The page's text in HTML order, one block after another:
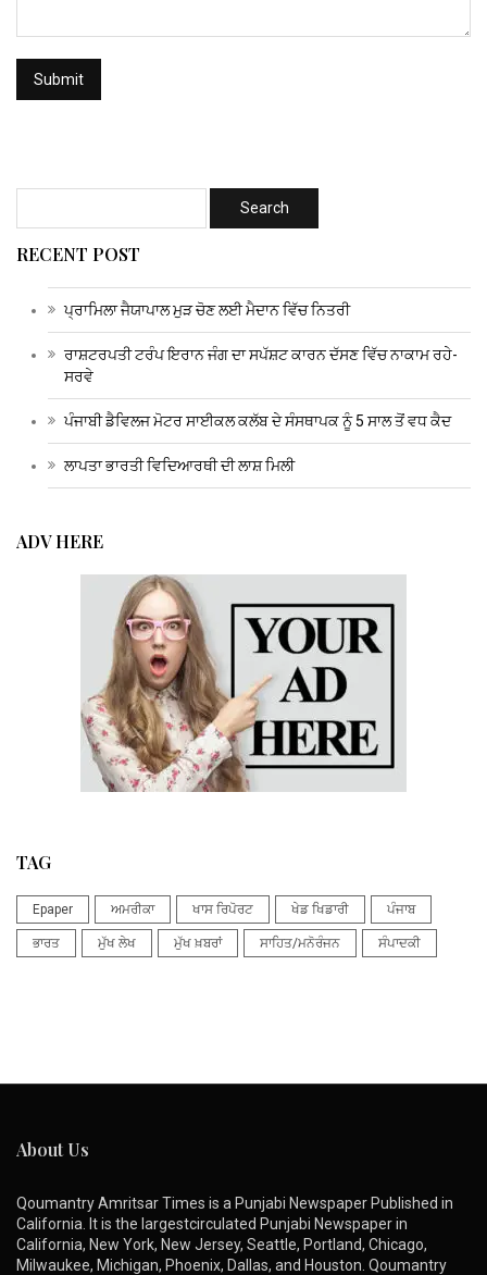
RECENT POST
ਪ੍ਰਾਮਿਲਾ ਜੈਯਾਪਾਲ ਮੁੜ ਚੋਣ ਲਈ ਮੈਦਾਨ ਵਿੱਚ ਨਿਤਰੀ
ਰਾਸ਼ਟਰਪਤੀ ਟਰੰਪ ਇਰਾਨ ਜੰਗ ਦਾ ਸਪੱਸ਼ਟ ਕਾਰਨ ਦੱਸਣ ਵਿੱਚ ਨਾਕਾਮ ਰਹੇ-
ਸਰਵੇ
ਪੰਜਾਬੀ ਡੈਵਿਲਜ ਮੋਟਰ ਸਾਈਕਲ ਕਲੱਬ ਦੇ ਸੰਸਥਾਪਕ ਨੂੰ 5 ਸਾਲ ਤੋਂ ਵਧ ਕੈਦ
ਲਾਪਤਾ ਭਾਰਤੀ ਵਿਦਿਆਰਥੀ ਦੀ ਲਾਸ਼ ਮਿਲੀ
ADV HERE
TAG
Epaper ਅਮਰੀਕਾ ਖਾਸ ਰਿਪੋਰਟ ਖੇਡ ਖਿਡਾਰੀ ਪੰਜਾਬ
ਭਾਰਤ ਮੁੱਖ ਲੇਖ ਮੁੱਖ ਖ਼ਬਰਾਂ ਸਾਹਿਤ/ਮਨੋਰੰਜਨ ਸੰਪਾਦਕੀ
About Us
Qoumantry Amritsar Times is a Punjabi Newspaper Published in
California. It is the largestcirculated Punjabi Newspaper in
California, New York, New Jersey, Seattle, Portland, Chicago,
Milwaukee, Michigan, Phoenix, Dallas, and Houston. Qoumantry